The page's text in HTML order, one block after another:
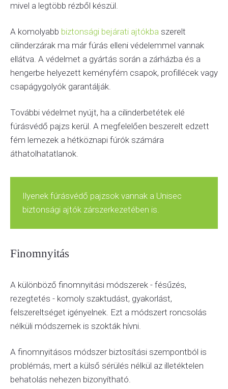
mivel a legtöbb rézből készül.
A komolyabb biztonsági bejárati ajtókba szerelt
cilinderzárak ma már fúrás elleni védelemmel vannak
ellátva. A védelmet a gyártás során a zárházba és a
hengerbe helyezett keményfém csapok, profillécek vagy
csapágygolyók garantálják.
További védelmet nyújt, ha a cilinderbetétek elé
fúrásvédő pajzs kerül. A megfelelően beszerelt edzett
fém lemezek a hétköznapi fúrók számára
áthatolhatatlanok.
Ilyenek fúrásvédő pajzsok vannak a Unisec
biztonsági ajtók zárszerkezetében is.
Finomnyitás
A különböző finomnyitási módszerek - fésűzés,
rezegtetés - komoly szaktudást, gyakorlást,
felszereltséget igényelnek. Ezt a módszert roncsolás
nélküli módszernek is szokták hívni.
A finomnyitásos módszer biztosítási szempontból is
problémás, mert a külső sérülés nélkül az illetéktelen
behatolás nehezen bizonyítható.